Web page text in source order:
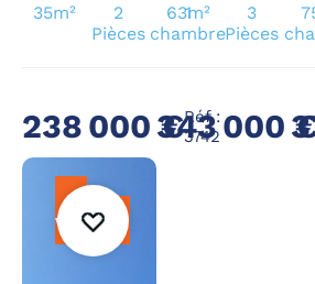
35m²
2
Pièces
1
chambre
238 000 €Réf :
3742
63m²
3
Pièces
343 000
vendre